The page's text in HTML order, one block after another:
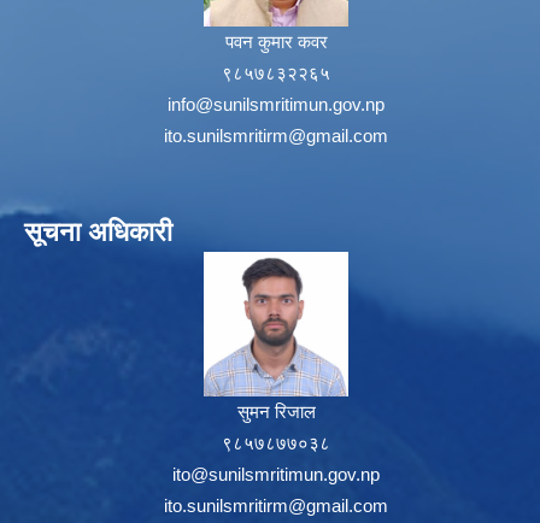
पवन कुमार कवर
९८५७८३२२६५
info@sunilsmritimun.gov.np
ito.sunilsmritirm@gmail.com
सूचना अधिकारी
सुमन रिजाल
९८५७८७७०३८
ito@sunilsmritimun.gov.np
ito.sunilsmritirm@gmail.com